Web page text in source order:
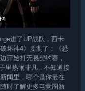
进了UP战队，西卡
坏神4》要测了；《恐
开始打无畏契约赛，
里热闹非凡，不知道接
闻里，哪个是你最在
时了解更多电竞圈新